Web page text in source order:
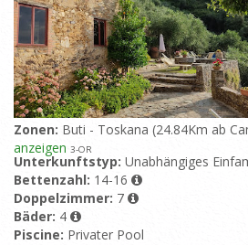
Zonen: Buti - Toskana (24.84Km ab
anzeigen 3-OR
Unterkunftstyp: Unabhängiges
Bettenzahl: 14-16
Doppelzimmer: 7
Bäder: 4
Piscine: Privater Pool